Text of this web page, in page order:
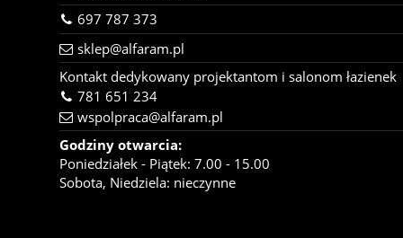
697 787 373
sklep@alfaram.pl
Kontakt dedykowany projektantom i salonom łazienek
781 651 234
wspolpraca@alfaram.pl
Godziny otwarcia:
Poniedziałek - Piątek: 7.00 - 15.00
Sobota, Niedziela: nieczynne